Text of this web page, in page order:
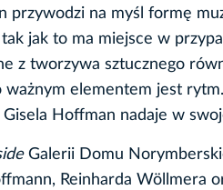
przywodzi na myśl formę
jak to ma miejsce w
z tworzywa sztucznego
elementem jest
Hoffman nadaje w
Galerii Domu
Reinharda Wöllmera